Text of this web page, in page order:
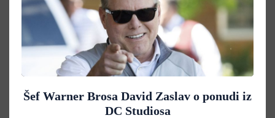
Šef Warner Brosa David Zaslav o ponudi iz
DC Studiosa